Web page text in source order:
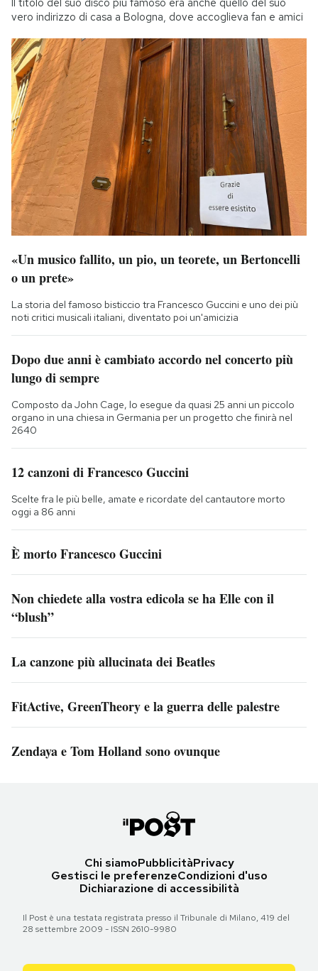
vero indirizzo di casa a Bologna, dove accoglieva fan e amici
«Un musico fallito, un pio, un teorete, un Bertoncelli
o un prete»
La storia del famoso bisticcio tra Francesco Guccini e uno dei più
noti critici musicali italiani, diventato poi un'amicizia
Dopo due anni è cambiato accordo nel concerto più
lungo di sempre
Composto da John Cage, lo esegue da quasi 25 anni un piccolo
organo in una chiesa in Germania per un progetto che finirà nel
2640
12 canzoni di Francesco Guccini
Scelte fra le più belle, amate e ricordate del cantautore morto
oggi a 86 anni
È morto Francesco Guccini
Non chiedete alla vostra edicola se ha Elle con il
“blush”
La canzone più allucinata dei Beatles
FitActive, GreenTheory e la guerra delle palestre
Zendaya e Tom Holland sono ovunque
Chi siamoPubblicitàPrivacy
Gestisci le preferenzeCondizioni d'uso
Dichiarazione di accessibilità
Il Post è una testata registrata presso il Tribunale di Milano, 419 del
28 settembre 2009 - ISSN 2610-9980